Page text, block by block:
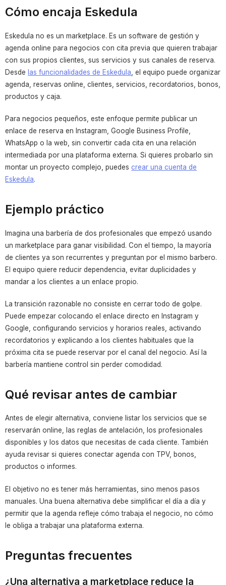
Cómo encaja Eskedula
Eskedula no es un marketplace. Es un software de gestión y
agenda online para negocios con cita previa que quieren trabajar
con sus propios clientes, sus servicios y sus canales de reserva.
Desde las funcionalidades de Eskedula , el equipo puede organizar
agenda, reservas online, clientes, servicios, recordatorios, bonos,
productos y caja.
Para negocios pequeños, este enfoque permite publicar un
enlace de reserva en Instagram, Google Business Profile,
WhatsApp o la web, sin convertir cada cita en una relación
intermediada por una plataforma externa. Si quieres probarlo sin
montar un proyecto complejo, puedescrear una cuenta de
Eskedula.
Ejemplo práctico
Imagina una barbería de dos profesionales que empezó usando
un marketplace para ganar visibilidad. Con el tiempo, la mayoría
de clientes ya son recurrentes y preguntan por el mismo barbero.
El equipo quiere reducir dependencia, evitar duplicidades y
mandar a los clientes a un enlace propio.
La transición razonable no consiste en cerrar todo de golpe.
Puede empezar colocando el enlace directo en Instagram y
Google, configurando servicios y horarios reales, activando
recordatorios y explicando a los clientes habituales que la
próxima cita se puede reservar por el canal del negocio. Así la
barbería mantiene control sin perder comodidad.
Qué revisar antes de cambiar
Antes de elegir alternativa, conviene listar los servicios que se
reservarán online, las reglas de antelación, los profesionales
disponibles y los datos que necesitas de cada cliente. También
ayuda revisar si quieres conectar agenda con TPV, bonos,
productos o informes.
El objetivo no es tener más herramientas, sino menos pasos
manuales. Una buena alternativa debe simplificar el día a día y
permitir que la agenda refleje cómo trabaja el negocio, no cómo
le obliga a trabajar una plataforma externa.
Preguntas frecuentes
¿Una alternativa a marketplace reduce la